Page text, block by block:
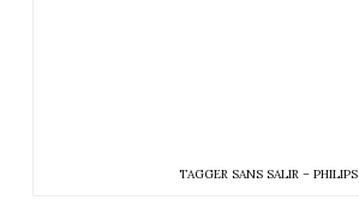
TAGGER SANS SALIR – PHILIPS